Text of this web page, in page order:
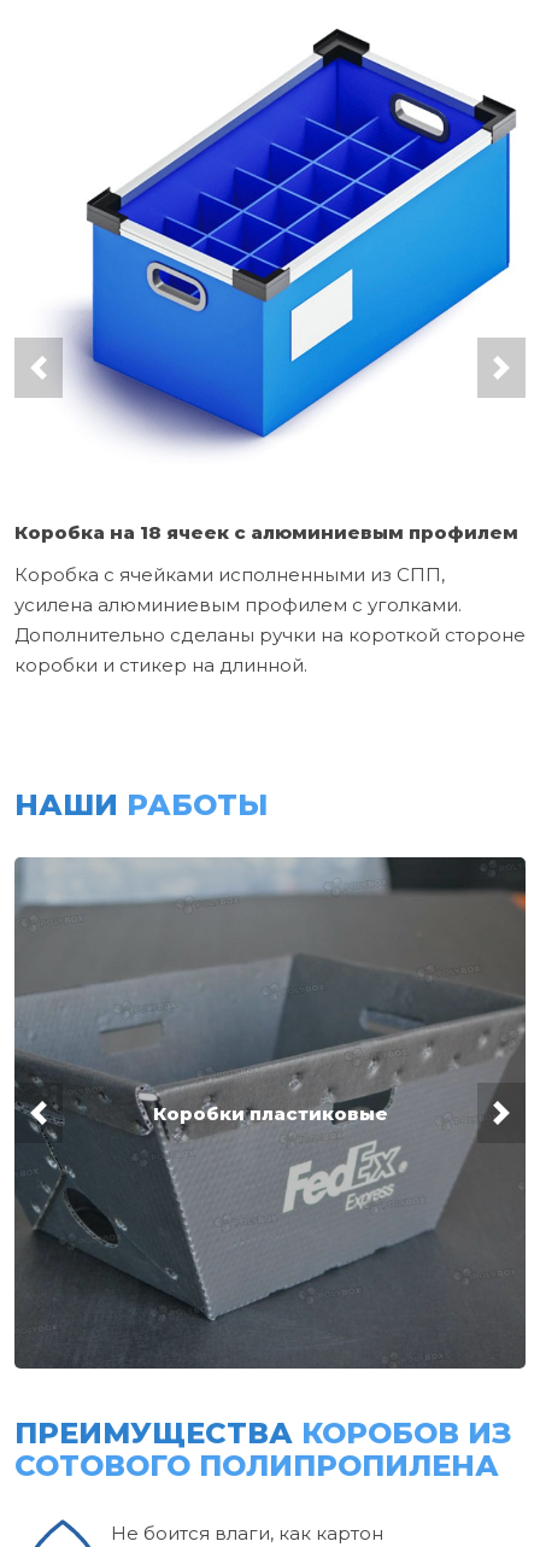
Коробка на 18 ячеек с алюминиевым профилем
Коробка с ячейками исполненными из СПП,
усилена алюминиевым профилем с уголками.
Дополнительно сделаны ручки на короткой стороне
коробки и стикер на длинной.
НАШИ РАБОТЫ
Коробки пластиковые
ПРЕИМУЩЕСТВА КОРОБОВ ИЗ
СОТОВОГО ПОЛИПРОПИЛЕНА
Не боится влаги, как картон